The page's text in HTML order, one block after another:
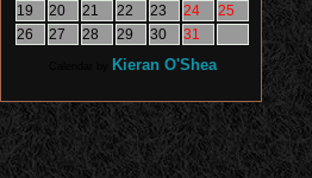
19
20 21 22 23 24
25
26
27 28 29 30 31
Kieran O'Shea